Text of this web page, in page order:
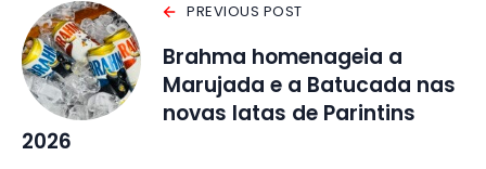
PREVIOUS POST
Brahma homenageia a
Marujada e a Batucada nas
novas latas de Parintins
2026